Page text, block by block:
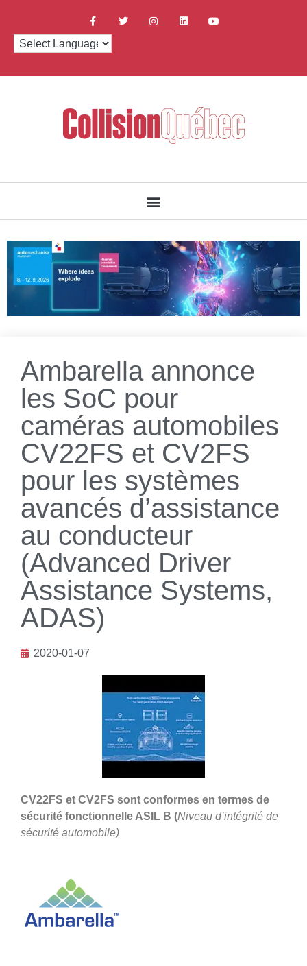
Ambarella annonce
les SoC pour
caméras automobiles
CV22FS et CV2FS
pour les systèmes
avancés d’assistance
au conducteur
(Advanced Driver
Assistance Systems,
ADAS)
2020-01-07
CV22FS et CV2FS sont conformes en termes de
sécurité fonctionnelle ASIL B (Niveau d’intégrité de
sécurité automobile)